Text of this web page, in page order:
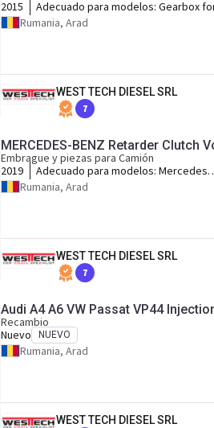
2015
Adecuado para modelos: Gearbox
Mercedes Atego Antos Arocs and
Rumania, Arad
WEST TECH DIESEL SRL
7
MERCEDES-BENZ Retarder Clutch
Embrague y piezas para Camión
2019
Adecuado para modelos: Mercedes
Actros MP4 / MP5
Rumania, Arad
WEST TECH DIESEL SRL
7
Recambio
Nuevo
NUEVO
Rumania, Arad
WEST TECH DIESEL SRL